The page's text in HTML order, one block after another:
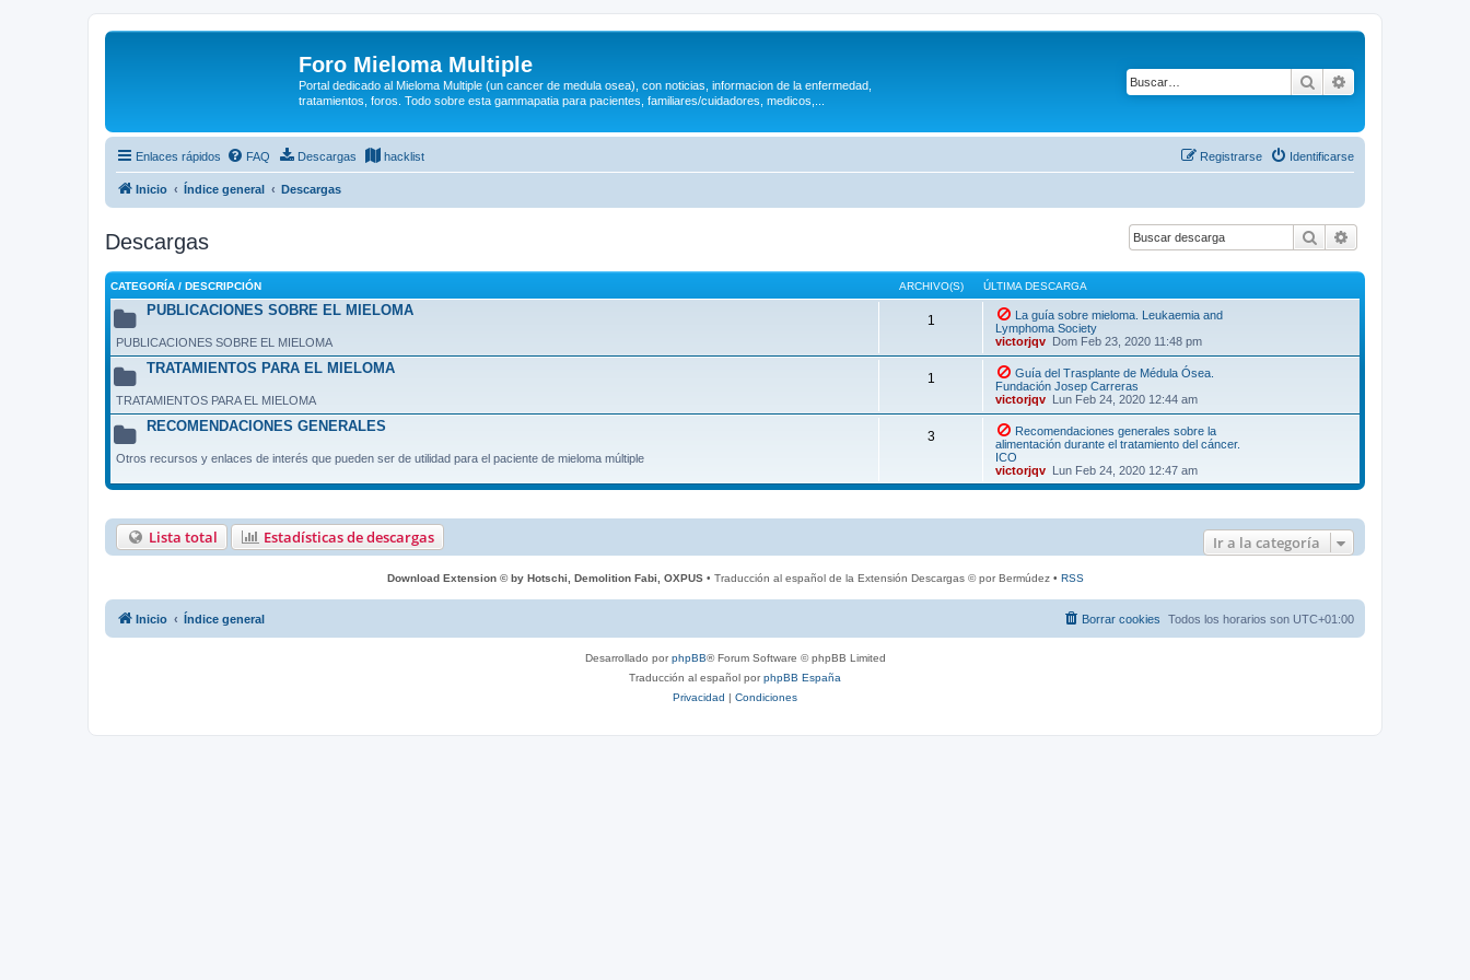
Foro Mieloma Multiple
Portal dedicado al Mieloma Multiple (un cancer de medula osea), con noticias, informacion de la enfermedad,
tratamientos, foros. Todo sobre esta gammapatia para pacientes, familiares/cuidadores, medicos,...
Buscar
Enlaces rápidos FAQ Descargas hacklist Identificarse
Registrarse
Inicio Índice general Descargas
Descargas Buscar
CATEGORÍA / DESCRIPCIÓN ARCHIVO(S) ÚLTIMA DESCARGA
PUBLICACIONES SOBRE EL MIELOMA
PUBLICACIONES SOBRE EL MIELOMA
1
La guía sobre mieloma. Leukaemia and
Lymphoma Society
victorjqv Dom Feb 23, 2020 11:48 pm
TRATAMIENTOS PARA EL MIELOMA
TRATAMIENTOS PARA EL MIELOMA
1
Guía del Trasplante de Médula Ósea.
Fundación Josep Carreras
victorjqv Lun Feb 24, 2020 12:44 am
RECOMENDACIONES GENERALES
Otros recursos y enlaces de interés que pueden ser de utilidad para el paciente de mieloma múltiple
3
Recomendaciones generales sobre la
alimentación durante el tratamiento del cáncer.
ICO
victorjqv Lun Feb 24, 2020 12:47 am
Lista total Estadísticas de descargas Ir a la categoría
Download Extension © by Hotschi, Demolition Fabi, OXPUS• Traducción al español de la Extensión Descargas © por Bermúdez • RSS
Inicio Índice general Todos los horarios son UTC+01:00
Borrar cookies
Desarrollado porphpBB® Forum Software © phpBB Limited
Traducción al español porphpBB España
Privacidad | Condiciones